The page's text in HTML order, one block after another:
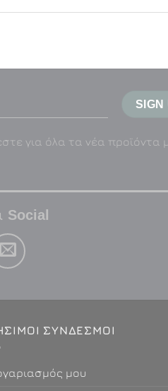
για όλα τα νέα προϊόντα
Social
ΣΎΝΔΕΣΜΟΙ
μου